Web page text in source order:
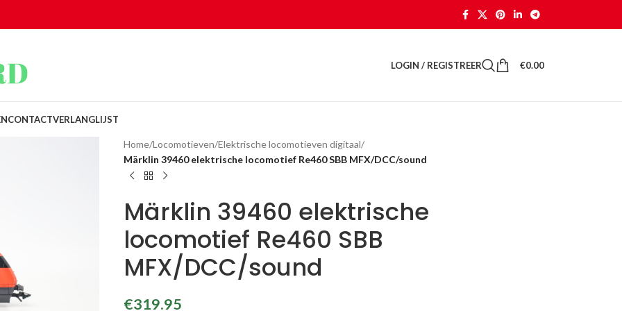
LOGIN / REGISTREER €0.00
CONTACTVERLANGLIJST
Home/Locomotieven/Elektrische locomotieven digitaal/
Märklin 39460 elektrische locomotief Re460 SBB MFX/DCC/sound
Märklin 39460 elektrische
locomotief Re460 SBB
MFX/DCC/sound
€319.95